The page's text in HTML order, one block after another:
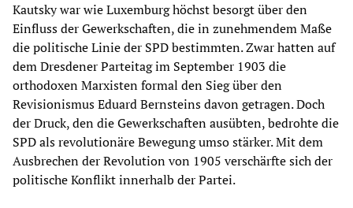
Kautsky war wie Luxemburg höchst besorgt über den
Einfluss der Gewerkschaften, die in zunehmendem Maße
die politische Linie der SPD bestimmten. Zwar hatten auf
dem Dresdener Parteitag im September 1903 die
orthodoxen Marxisten formal den Sieg über den
Revisionismus Eduard Bernsteins davon getragen. Doch
der Druck, den die Gewerkschaften ausübten, bedrohte die
SPD als revolutionäre Bewegung umso stärker. Mit dem
Ausbrechen der Revolution von 1905 verschärfte sich der
politische Konflikt innerhalb der Partei.